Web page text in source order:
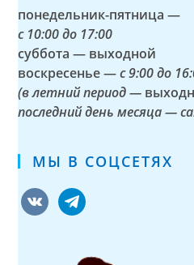
понедельник-пятница —
с 10:00 до 17:00
суббота — выходной
воскресенье —с 9:00 до
(в летний период —
последний день месяца —
МЫ В СОЦСЕТЯХ
vkontaktetelegram